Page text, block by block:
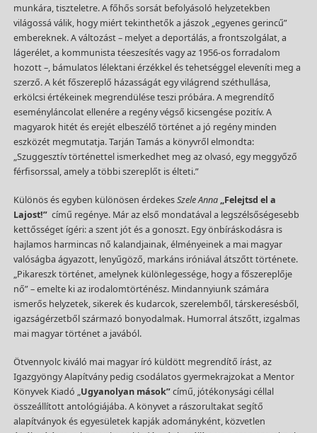
munkára, tiszteletre. A főhős sorsát befolyásoló helyzetekben
világossá válik, hogy miért tekinthetők a jászok „egyenes gerincű”
embereknek. A változást – melyet a deportálás, a frontszolgálat, a
lágerélet, a kommunista téeszesítés vagy az 1956-os forradalom
hozott –, bámulatos lélektani érzékkel és tehetséggel eleveníti meg a
szerző. A két főszereplő házasságát egy világrend széthullása,
erkölcsi értékeinek megrendülése teszi próbára. A megrendítő
eseményláncolat ellenére a regény végső kicsengése pozitív. A
magyarok hitét és erejét elbeszélő történet a jó regény minden
eszközét megmutatja. Tarján Tamás a könyvről elmondta:
„Szuggesztív történettel ismerkedhet meg az olvasó, egy meggyőző
férfisorssal, amely a többi szereplőt is élteti.”
Különös és egyben különösen érdekesSzele Anna „Felejtsd el a
Lajost!”című regénye. Már az első mondatával a legszélsőségesebb
kettősséget ígéri: a szent jót és a gonoszt. Egy önbíráskodásra is
hajlamos harmincas nő kalandjainak, élményeinek a mai magyar
valóságba ágyazott, lenyűgöző, markáns iróniával átszőtt története.
„Pikareszk történet, amelynek különlegessége, hogy a főszereplője
nő” – emelte ki az irodalomtörténész. Mindannyiunk számára
ismerős helyzetek, sikerek és kudarcok, szerelemből, társkeresésből,
igazságérzetből származó bonyodalmak. Humorral átszőtt, izgalmas
mai magyar történet a javából.
Ötvennyolc kiváló mai magyar író küldött megrendítő írást, az
Igazgyöngy Alapítvány pedig csodálatos gyermekrajzokat a Mentor
Könyvek Kiadó „Ugyanolyan mások”című, jótékonysági céllal
összeállított antológiájába. A könyvet a rászorultakat segítő
alapítványok és egyesületek kapják adományként, közvetlen